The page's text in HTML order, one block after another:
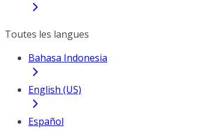
Toutes les langues
Bahasa Indonesia
English (US)
Español